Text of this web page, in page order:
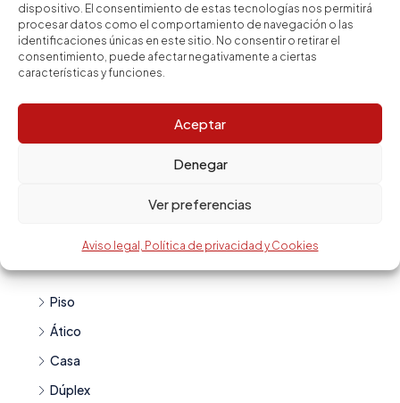
dispositivo. El consentimiento de estas tecnologías nos permitirá
procesar datos como el comportamiento de navegación o las
identificaciones únicas en este sitio. No consentir o retirar el
consentimiento, puede afectar negativamente a ciertas
características y funciones.
Aceptar
Denegar
Ver preferencias
Aviso legal, Política de privacidad y Cookies
La Sagrada Família
El Gòtic
Goya
Tipo de vivienda
Piso
Ático
Casa
Dúplex